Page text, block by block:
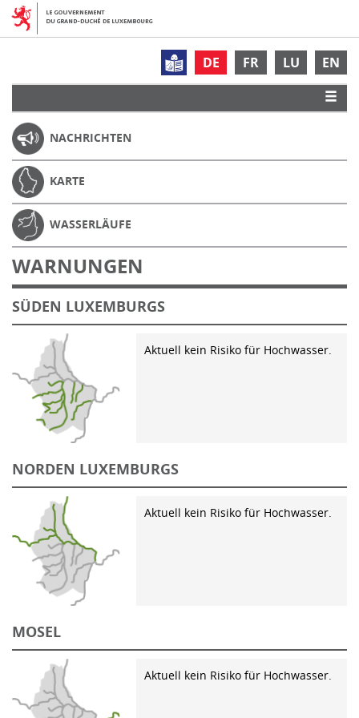
DE FR LU EN
NACHRICHTEN
KARTE
WASSERLÄUFE
WARNUNGEN
SÜDEN LUXEMBURGS
Aktuell kein Risiko für Hochwasser.
NORDEN LUXEMBURGS
Aktuell kein Risiko für Hochwasser.
MOSEL
Aktuell kein Risiko für Hochwasser.